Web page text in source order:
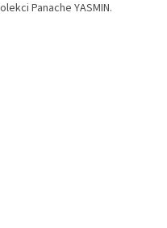
Panache YASMIN.